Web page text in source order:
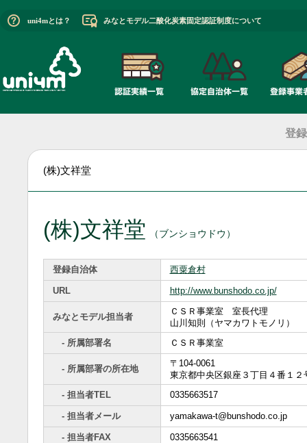
uni4mとは？ みなとモデル二酸化炭素固定認証制度について
登
(株)文祥堂
(株)文祥堂 （ブンショウドウ）
登録自治体 西粟倉村
URL http://www.bunshodo.co.jp/
みなとモデル担当者
ＣＳＲ事業室 室長代理
山川知則（ヤマカワトモノリ）
- 所属部署名
ＣＳＲ事業室
- 所属部署の所在地
〒104-0061
東京都中央区銀座３丁目４番１２
- 担当者TEL
0335663517
- 担当者メール yamakawa-t@bunshodo.co.jp
- 担当者FAX 0335663541